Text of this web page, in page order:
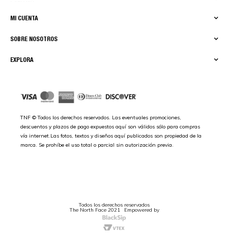
EXPLORA
SOBRE NOSOTROS
MI CUENTA
TNF © Todos los derechos reservados. Las eventuales promociones,
descuentos y plazos de pago expuestos aquí son válidos sólo para compras
vía internet.Las fotos, textos y diseños aquí publicados son propiedad de la
marca. Se prohíbe el uso total o parcial sin autorización previa.
Todos los derechos reservados
The North Face 2021 Empowered by